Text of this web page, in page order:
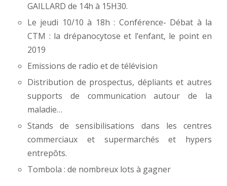
GAILLARD de 14h à 15H30.
Le jeudi 10/10 à 18h : Conférence- Débat à la
CTM : la drépanocytose et l’enfant, le point en
2019
Emissions de radio et de télévision
Distribution de prospectus, dépliants et autres
supports de communication autour de la
maladie…
Stands de sensibilisations dans les centres
commerciaux et supermarchés et hypers
entrepôts.
Tombola : de nombreux lots à gagner